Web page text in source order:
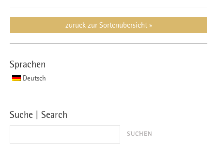
zurück zur Sortenübersicht »
Sprachen
Deutsch
Suche | Search